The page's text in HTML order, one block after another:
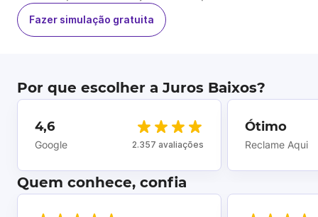
Fazer simulação gratuita
Por que escolher a Juros Baixos?
4,6
Google 2.357 avaliações
Ótimo
Reclame Aqui
Quem conhece, confia